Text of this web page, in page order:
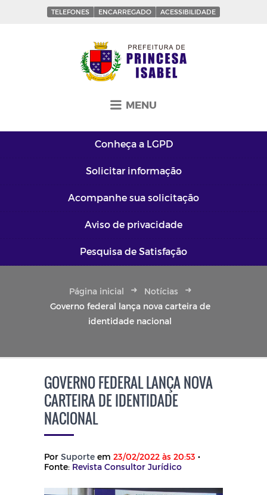
TELEFONES ENCARREGADO ACESSIBILIDADE
MENU
Conheça a LGPD
Solicitar informação
Acompanhe sua solicitação
Aviso de privacidade
Pesquisa de Satisfação
Página inicial
Notícias
Governo federal lança nova carteira de
identidade nacional
GOVERNO FEDERAL LANÇA NOVA
CARTEIRA DE IDENTIDADE
NACIONAL
Por Suporte em 23/02/2022 às 20:53 •
Fonte: Revista Consultor Jurídico